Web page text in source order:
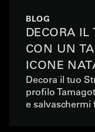
BLOG
DECORA IL
CON UN
ICONE
Decora il tuo
profilo
e salvaschermi